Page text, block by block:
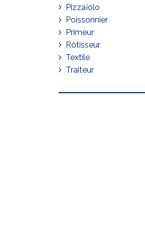
Pizzaïolo
Poissonnier
Primeur
Rôtisseur
Textile
Traiteur